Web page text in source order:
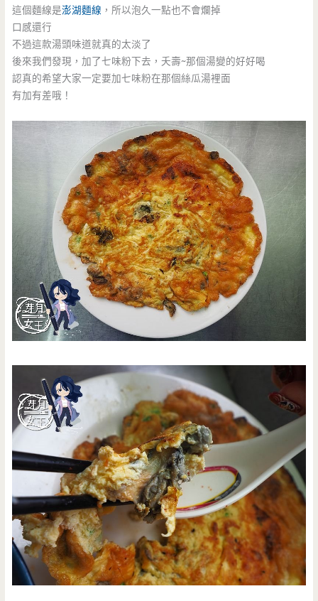
這個麵線是澎湖麵線 ，所以泡久一點也不會爛掉
口感還行
不過這款湯頭味道就真的太淡了
後來我們發現，加了七味粉下去，夭壽~那個湯變的好好喝
認真的希望大家一定要加七味粉在那個絲瓜湯裡面
有加有差哦！